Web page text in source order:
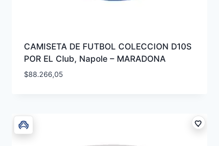
CAMISETA DE FUTBOL COLECCION D10S
POR EL Club, Napole – MARADONA
$88.266,05